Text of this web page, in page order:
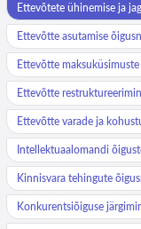
Ettevõtete ühinemise ja
Ettevõtte asutamise
Ettevõtte
Ettevõtte
Ettevõtte varade ja
Intellektuaalomandi
Kinnisvara tehingute
Konkurentsiõiguse